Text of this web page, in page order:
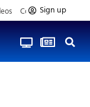
Contact us
Sign up